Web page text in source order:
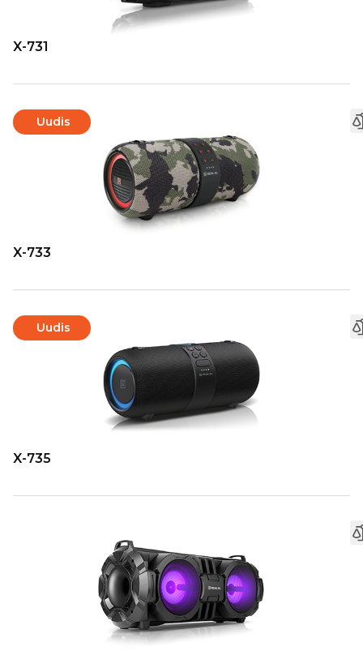
X-731
Uudis
X-733
Uudis
X-735